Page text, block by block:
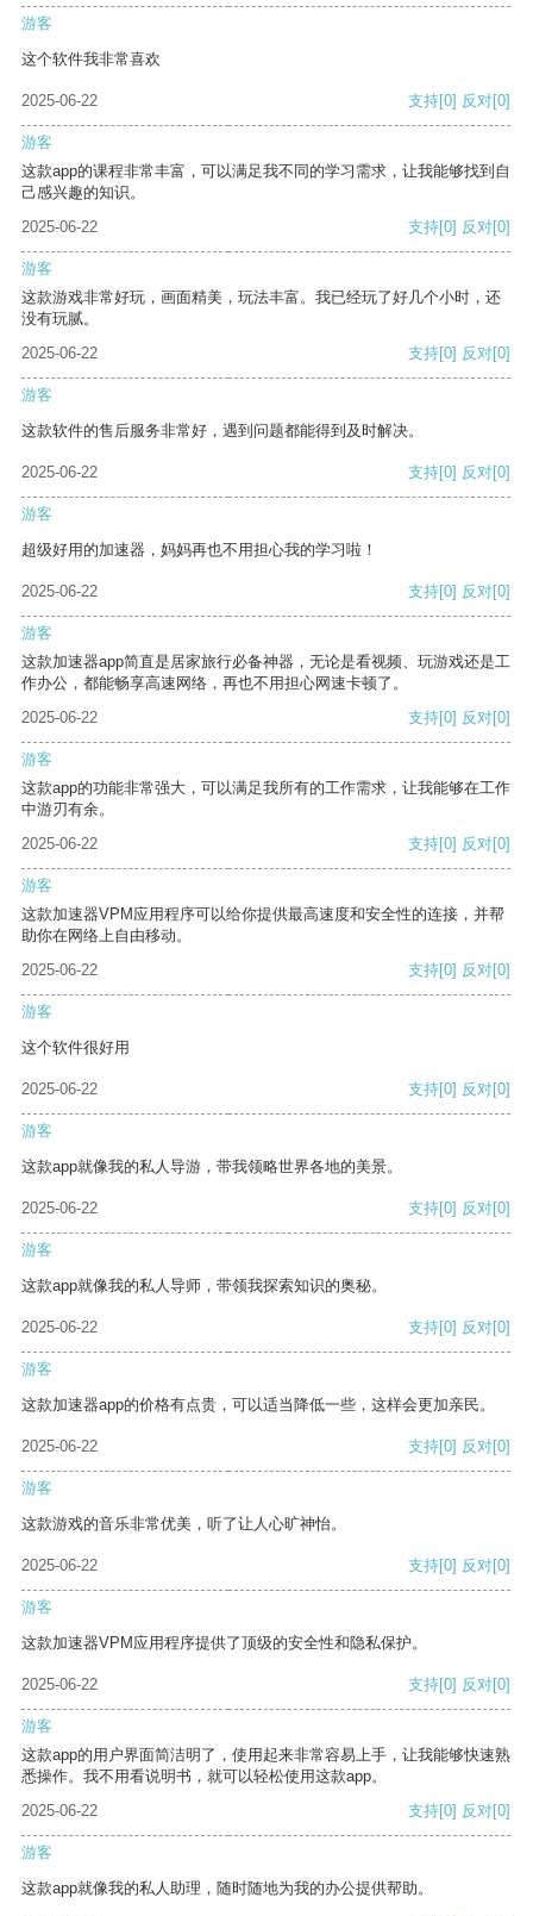
游客
这个软件我非常喜欢
2025-06-22 支持[0] 反对[0]
游客
这款app的课程非常丰富，可以满足我不同的学习需求，让我能够找到自
己感兴趣的知识。
2025-06-22
支持[0] 反对[0]
游客
这款游戏非常好玩，画面精美，玩法丰富。我已经玩了好几个小时，还
没有玩腻。
2025-06-22
支持[0] 反对[0]
游客
这款软件的售后服务非常好，遇到问题都能得到及时解决。
2025-06-22 支持[0] 反对[0]
游客
超级好用的加速器，妈妈再也不用担心我的学习啦！
2025-06-22 支持[0] 反对[0]
游客
这款加速器app简直是居家旅行必备神器，无论是看视频、玩游戏还是工
作办公，都能畅享高速网络，再也不用担心网速卡顿了。
2025-06-22
支持[0] 反对[0]
游客
这款app的功能非常强大，可以满足我所有的工作需求，让我能够在工作
中游刃有余。
2025-06-22
支持[0] 反对[0]
游客
这款加速器VPM应用程序可以给你提供最高速度和安全性的连接，并帮
助你在网络上自由移动。
2025-06-22
支持[0] 反对[0]
游客
这个软件很好用
2025-06-22 支持[0] 反对[0]
游客
这款app就像我的私人导游，带我领略世界各地的美景。
2025-06-22 支持[0] 反对[0]
游客
这款app就像我的私人导师，带领我探索知识的奥秘。
2025-06-22 支持[0] 反对[0]
游客
这款加速器app的价格有点贵，可以适当降低一些，这样会更加亲民。
2025-06-22 支持[0] 反对[0]
游客
这款游戏的音乐非常优美，听了让人心旷神怡。
2025-06-22 支持[0] 反对[0]
游客
这款加速器VPM应用程序提供了顶级的安全性和隐私保护。
2025-06-22 支持[0] 反对[0]
游客
这款app的用户界面简洁明了，使用起来非常容易上手，让我能够快速熟
悉操作。我不用看说明书，就可以轻松使用这款app。
2025-06-22
支持[0] 反对[0]
游客
这款app就像我的私人助理，随时随地为我的办公提供帮助。